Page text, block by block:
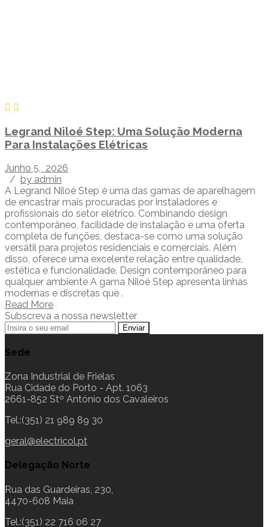
Legrand Niloé Step: Uma Solução Moderna
Para Instalações Elétricas
Junho 5, 2026
/ by admin
A Legrand Niloé Step é uma das gamas de aparelhagem
de encastrar mais procuradas por instaladores e
profissionais do setor elétrico. Combinando design
contemporâneo, facilidade de instalação e uma oferta
completa de funções, destaca-se como uma solução
versátil para projetos residenciais e comerciais. Além
disso, oferece uma excelente relação entre qualidade,
estética e funcionalidade. Design contemporâneo para
qualquer ambiente A gama Niloé Step apresenta linhas
modernas e discretas que .
Read More
Subscreva a nossa newsletter
Sede
Zona Industrial de Frielas
Rua Cidade do Porto - Apt. 1063
2661-852 Stº António dos Cavaleiros
Tel.:(351) 21 989 89 30
geral@electricol.pt
Delegação Norte
Rua das Guardeiras, 230,
4470-608 Maia
Tel.:(351) 22 716 06 27